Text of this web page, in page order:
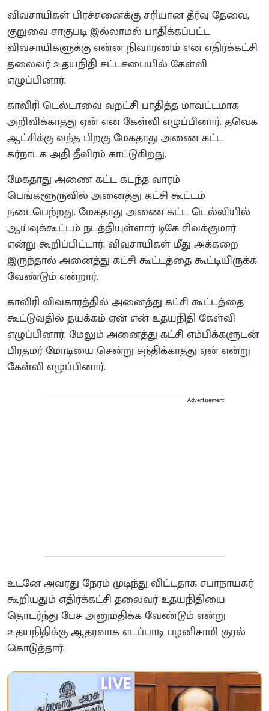
விவசாயிகள் பிரச்சனைக்கு சரியான தீர்வு தேவை,
குறுவை சாகுபடி இல்லாமல் பாதிக்கப்பட்ட
விவசாயிகளுக்கு என்ன நிவாரணம் என எதிர்க்கட்சி
தலைவர் உதயநிதி சட்டசபையில் கேள்வி
எழுப்பினார்.
காவிரி டெல்டாவை வறட்சி பாதித்த மாவட்டமாக
அறிவிக்காதது ஏன் என கேள்வி எழுப்பினார். தவெக
ஆட்சிக்கு வந்த பிறகு மேகதாது அணை கட்ட
கர்நாடக அதி தீவிரம் காட்டுகிறது.
மேகதாது அணை கட்ட கடந்த வாரம்
பெங்களூருவில் அனைத்து கட்சி கூட்டம்
நடைபெற்றது. மேகதாது அணை கட்ட டெல்லியில்
ஆய்வுக்கூட்டம் நடத்தியுள்ளார் டிகே சிவக்குமார்
என்று கூறிப்பிட்டார். விவசாயிகள் மீது அக்கறை
இருந்தால் அனைத்து கட்சி கூட்டத்தை கூட்டியிருக்க
வேண்டும் என்றார்.
காவிரி விவகாரத்தில் அனைத்து கட்சி கூட்டத்தை
கூட்டுவதில் தயக்கம் ஏன் என் உதயநிதி கேள்வி
எழுப்பினார். மேலும் அனைத்து கட்சி எம்பிக்களுடன்
பிரதமர் மோடியை சென்று சந்திக்காதது ஏன் என்று
கேள்வி எழுப்பினார்.
Advertisement
உடனே அவரது நேரம் முடிந்து விட்டதாக சபாநாயகர்
கூறியதும் எதிர்க்கட்சி தலைவர் உதயநிதியை
தொடர்ந்து பேச அனுமதிக்க வேண்டும் என்று
உதயநிதிக்கு ஆதரவாக எடப்பாடி பழனிசாமி குரல்
கொடுத்தார்.